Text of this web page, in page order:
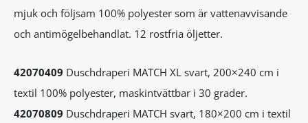
mjuk och följsam 100% polyester som är vattenavvisande
och antimögelbehandlat. 12 rostfria öljetter.
42070409 Duschdraperi MATCH XL svart, 200×240 cm i
textil 100% polyester, maskintvättbar i 30 grader.
42070809 Duschdraperi MATCH svart, 180×200 cm i textil